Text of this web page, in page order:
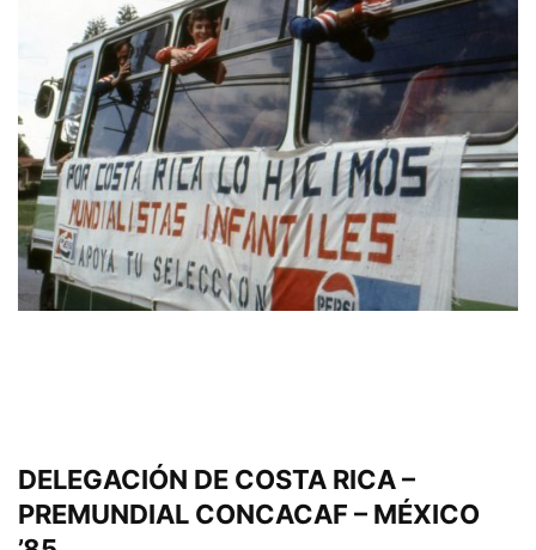
DELEGACIÓN DE COSTA RICA –
PREMUNDIAL CONCACAF – MÉXICO